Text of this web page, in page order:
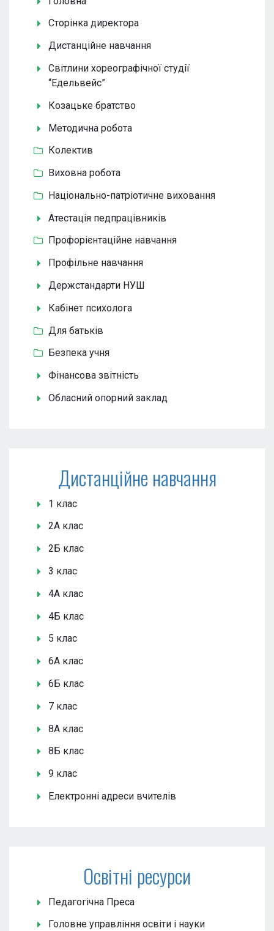
Сторінка директора
Дистанційне навчання
Світлини хореографічної студії
“Едельвейс”
Козацьке братство
Методична робота
Колектив
Виховна робота
Національно-патріотичне виховання
Атестація педпрацівників
Профорієнтаційне навчання
Профільне навчання
Держстандарти НУШ
Кабінет психолога
Для батьків
Безпека учня
Фінансова звітність
Обласний опорний заклад
Дистанційне навчання
1 клас
2А клас
2Б клас
3 клас
4А клас
4Б клас
5 клас
6А клас
6Б клас
7 клас
8А клас
8Б клас
9 клас
Електронні адреси вчителів
Освітні ресурси
Педагогічна Преса
Головне управління освіти і науки